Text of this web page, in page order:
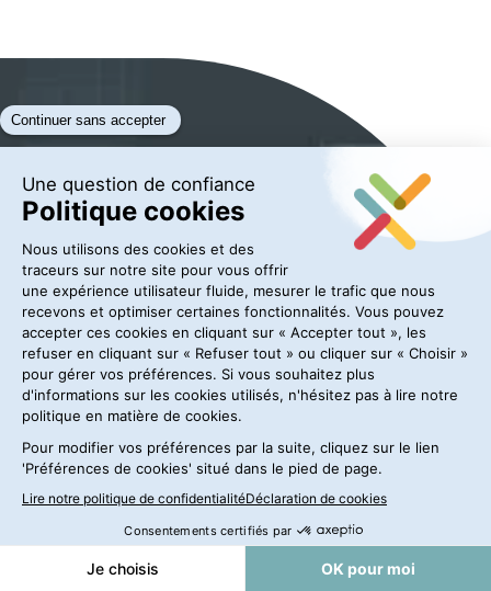
RESTEZ
INFORMÉS
Le salon 100%
dédié à vos
enjeux vrac
industriels
Inscription à
Newsletter